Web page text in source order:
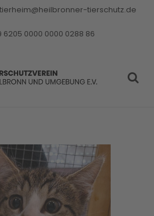
tierheim@heilbronner-tierschutz.de
6205 0000 0000 0288 86